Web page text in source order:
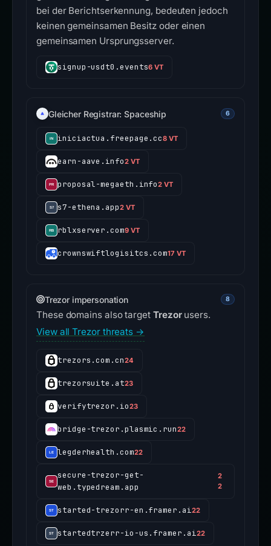
bei der Berichtserkennung, bedeuten jedoch
keinen gemeinsamen Besitz oder einen
gemeinsamen Ursprungsserver.
signup-usdt0.events6 VT
Gleicher Registrar: Spaceship 6
iniciactua.freepage.cc8 VT
earn-aave.info2 VT
proposal-megaeth.info2 VT
s7-ethena.app2 VT
rblxserver.com9 VT
crownswiftlogisitcs.com17 VT
Trezor impersonation 8
These domains also target Trezorusers.
View all Trezor threats →
trezors.com.cn24
trezorsuite.at23
verifytrezor.io23
bridge-trezor.plasmic.run22
legderhealth.com22
secure-trezor-get-
web.typedream.app
2
2
started-trezorr-en.framer.ai22
startedtrzerr-io-us.framer.ai22